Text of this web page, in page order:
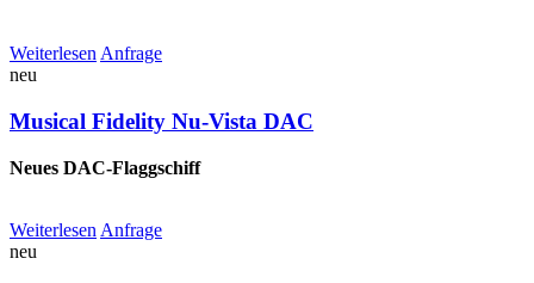
Weiterlesen Anfrage
neu
Musical Fidelity Nu-Vista DAC
Neues DAC-Flaggschiff
Weiterlesen Anfrage
neu